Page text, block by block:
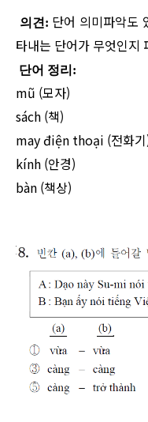
의견: 단어 의미파악도
타내는 단어가 무엇인지
단어 정리:
mũ (모자)
sách (책)
mayđiện thoại (전화
kính (안경)
bàn (책상)